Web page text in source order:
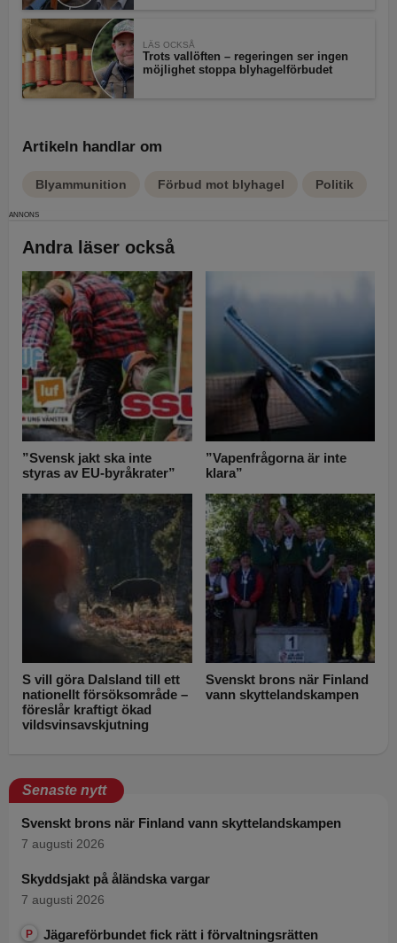
LÄS OCKSÅ
Trots vallöften – regeringen ser ingen
möjlighet stoppa blyhagelförbudet
Artikeln handlar om
Blyammunition Förbud mot blyhagel Politik
Andra läser också
”Svensk jakt ska inte
styras av EU-byråkrater”
”Vapenfrågorna är inte
klara”
S vill göra Dalsland till ett
nationellt försöksområde –
föreslår kraftigt ökad
vildsvinsavskjutning
Svenskt brons när Finland
vann skyttelandskampen
Senaste nytt
Svenskt brons när Finland vann skyttelandskampen
7 augusti 2026
Skyddsjakt på åländska vargar
7 augusti 2026
P Jägareförbundet fick rätt i förvaltningsrätten